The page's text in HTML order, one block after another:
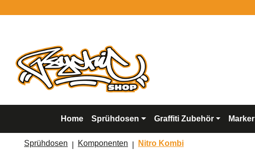
Home Sprühdosen Graffiti Zubehör Marker
Sprühdosen Komponenten Nitro Kombi